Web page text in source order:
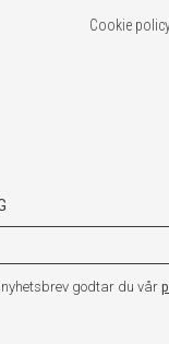
Cookie
godtar du vår